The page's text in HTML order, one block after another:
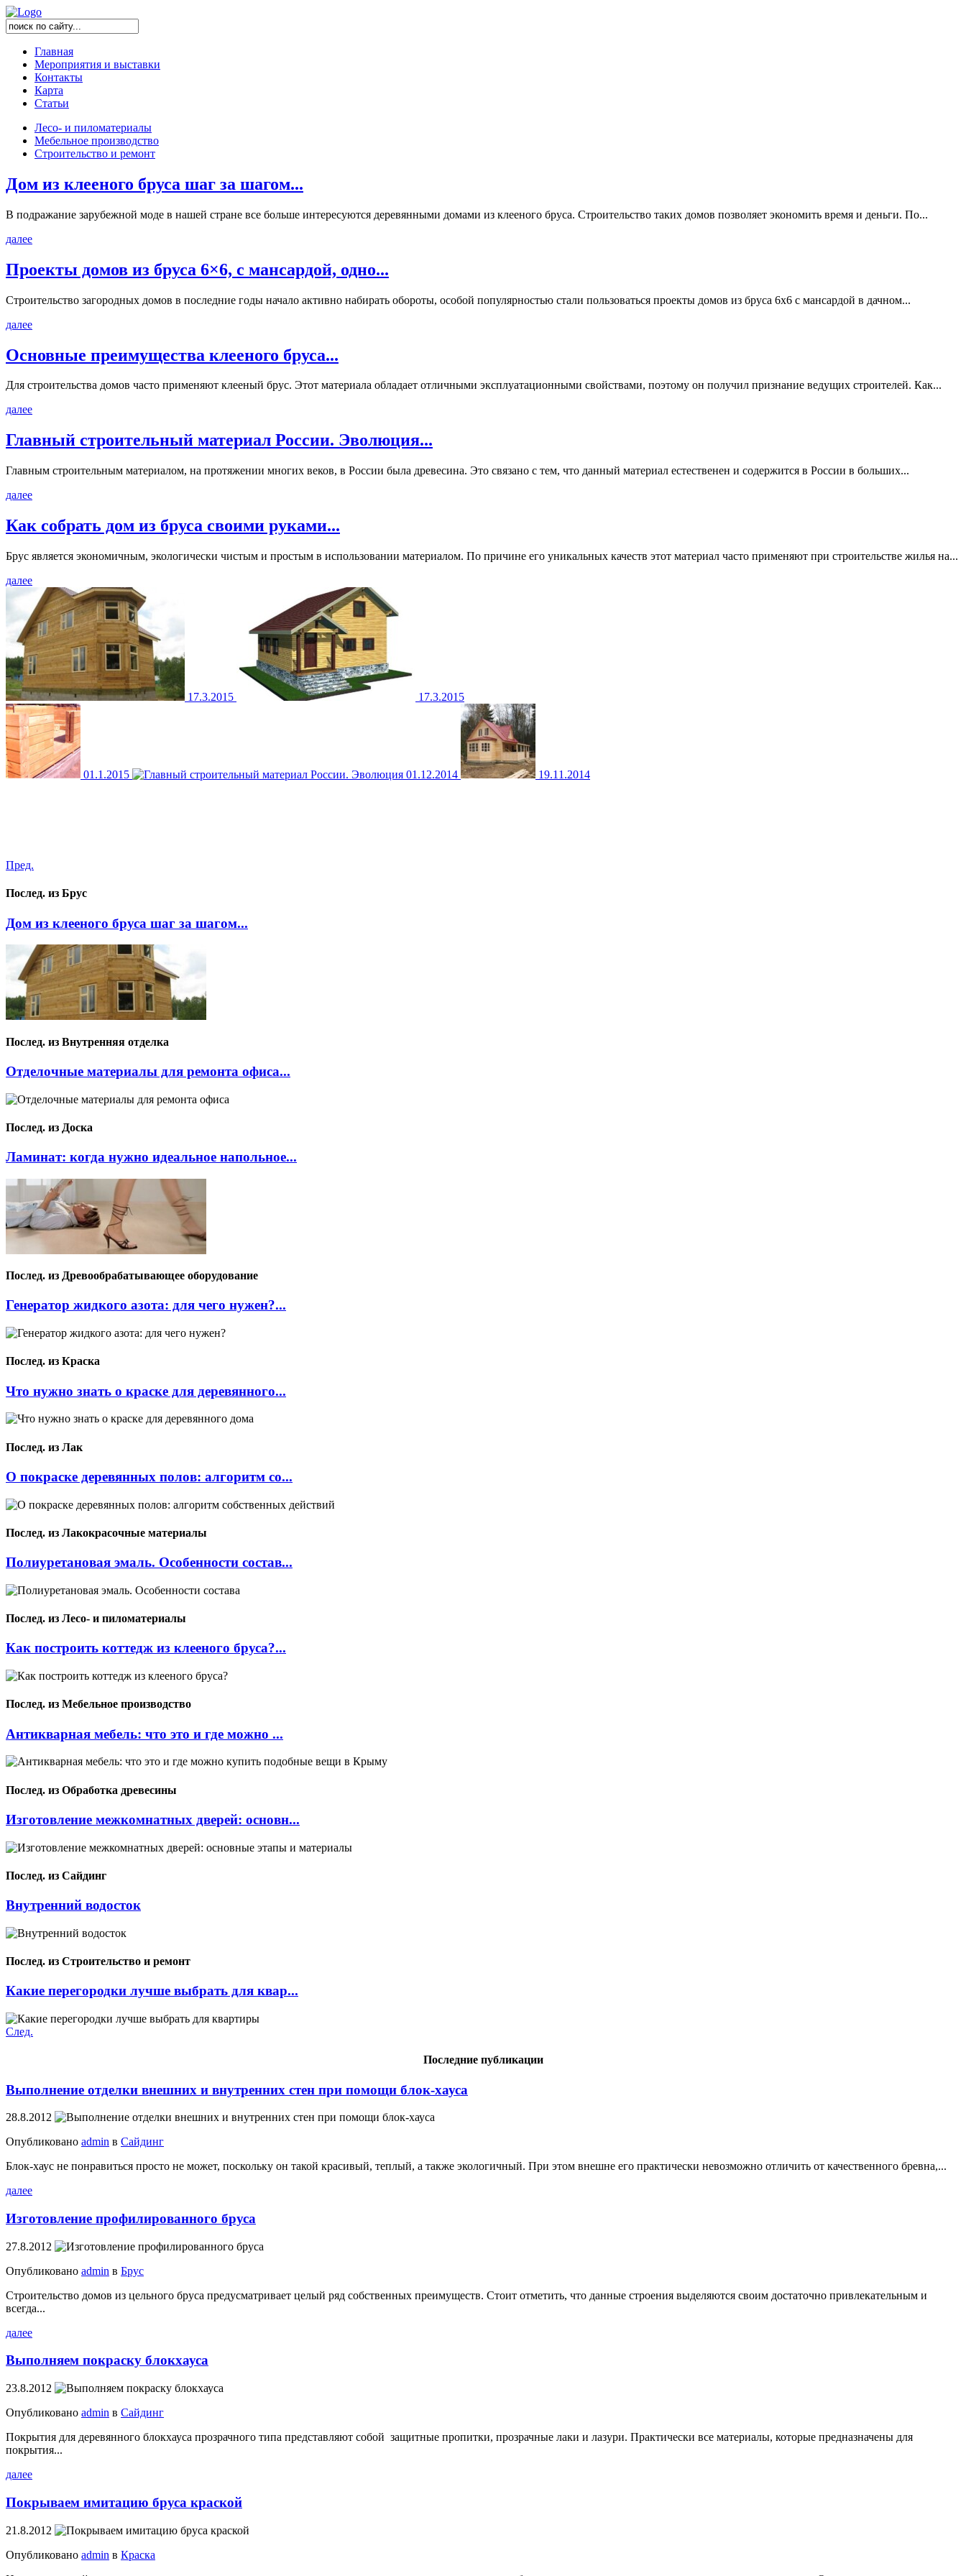
Главная
Мероприятия и выставки
Контакты
Карта
Статьи
Лесо- и пиломатериалы
Мебельное производство
Строительство и ремонт
Дом из клееного бруса шаг за шагом...
В подражание зарубежной моде в нашей стране все больше интересуются деревянными домами из клееного бруса. Строительство таких домов позволяет экономить время и деньги. По...
далее
Проекты домов из бруса 6×6, с мансардой, одно...
Строительство загородных домов в последние годы начало активно набирать обороты, особой популярностью стали пользоваться проекты домов из бруса 6х6 с мансардой в дачном...
далее
Основные преимущества клееного бруса...
Для строительства домов часто применяют клееный брус. Этот материала обладает отличными эксплуатационными свойствами, поэтому он получил признание ведущих строителей. Как...
далее
Главный строительный материал России. Эволюция...
Главным строительным материалом, на протяжении многих веков, в России была древесина. Это связано с тем, что данный материал естественен и содержится в России в больших...
далее
Как собрать дом из бруса своими руками...
Брус является экономичным, экологически чистым и простым в использовании материалом. По причине его уникальных качеств этот материал часто применяют при строительстве жилья на...
далее
17.3.2015 17.3.2015
01.1.2015 01.12.2014 19.11.2014
Пред.
Послед. из Брус
Дом из клееного бруса шаг за шагом...
Послед. из Внутренняя отделка
Отделочные материалы для ремонта офиса...
Послед. из Доска
Ламинат: когда нужно идеальное напольное...
Послед. из Древообрабатывающее оборудование
Генератор жидкого азота: для чего нужен?...
Послед. из Краска
Что нужно знать о краске для деревянного...
Послед. из Лак
О покраске деревянных полов: алгоритм со...
Послед. из Лакокрасочные материалы
Полиуретановая эмаль. Особенности состав...
Послед. из Лесо- и пиломатериалы
Как построить коттедж из клееного бруса?...
Послед. из Мебельное производство
Антикварная мебель: что это и где можно ...
Послед. из Обработка древесины
Изготовление межкомнатных дверей: основн...
Послед. из Сайдинг
Внутренний водосток
Послед. из Строительство и ремонт
Какие перегородки лучше выбрать для квар...
След.
Последние публикации
Выполнение отделки внешних и внутренних стен при помощи блок-хауса
28.8.2012
Опубликовано admin в Сайдинг
Блок-хаус не понравиться просто не может, поскольку он такой красивый, теплый, а также экологичный. При этом внешне его практически невозможно отличить от качественного бревна,...
далее
Изготовление профилированного бруса
27.8.2012
Опубликовано admin в Брус
Строительство домов из цельного бруса предусматривает целый ряд собственных преимуществ. Стоит отметить, что данные строения выделяются своим достаточно привлекательным и
всегда...
далее
Выполняем покраску блокхауса
23.8.2012
Опубликовано admin в Сайдинг
Покрытия для деревянного блокхауса прозрачного типа представляют собой защитные пропитки, прозрачные лаки и лазури. Практически все материалы, которые предназначены для
покрытия...
далее
Покрываем имитацию бруса краской
21.8.2012
Опубликовано admin в Краска